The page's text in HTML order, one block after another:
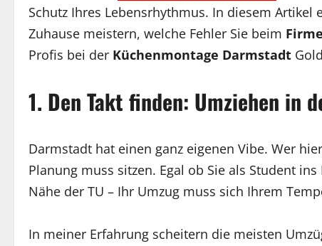
Schutz Ihres Lebensrhythmus. In diesem Artikel
Zuhause meistern, welche Fehler Sie beim
Profis bei der Küchenmontage Darmstadt
1. Den Takt finden: Umziehen in
Darmstadt hat einen ganz eigenen Vibe. Wer
Planung muss sitzen. Egal ob Sie als Student
Nähe der TU – Ihr Umzug muss sich Ihrem
In meiner Erfahrung scheitern die meisten